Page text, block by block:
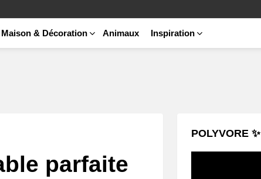
Maison & Décoration Animaux Inspiration
parfaite
POLYVORE ✨